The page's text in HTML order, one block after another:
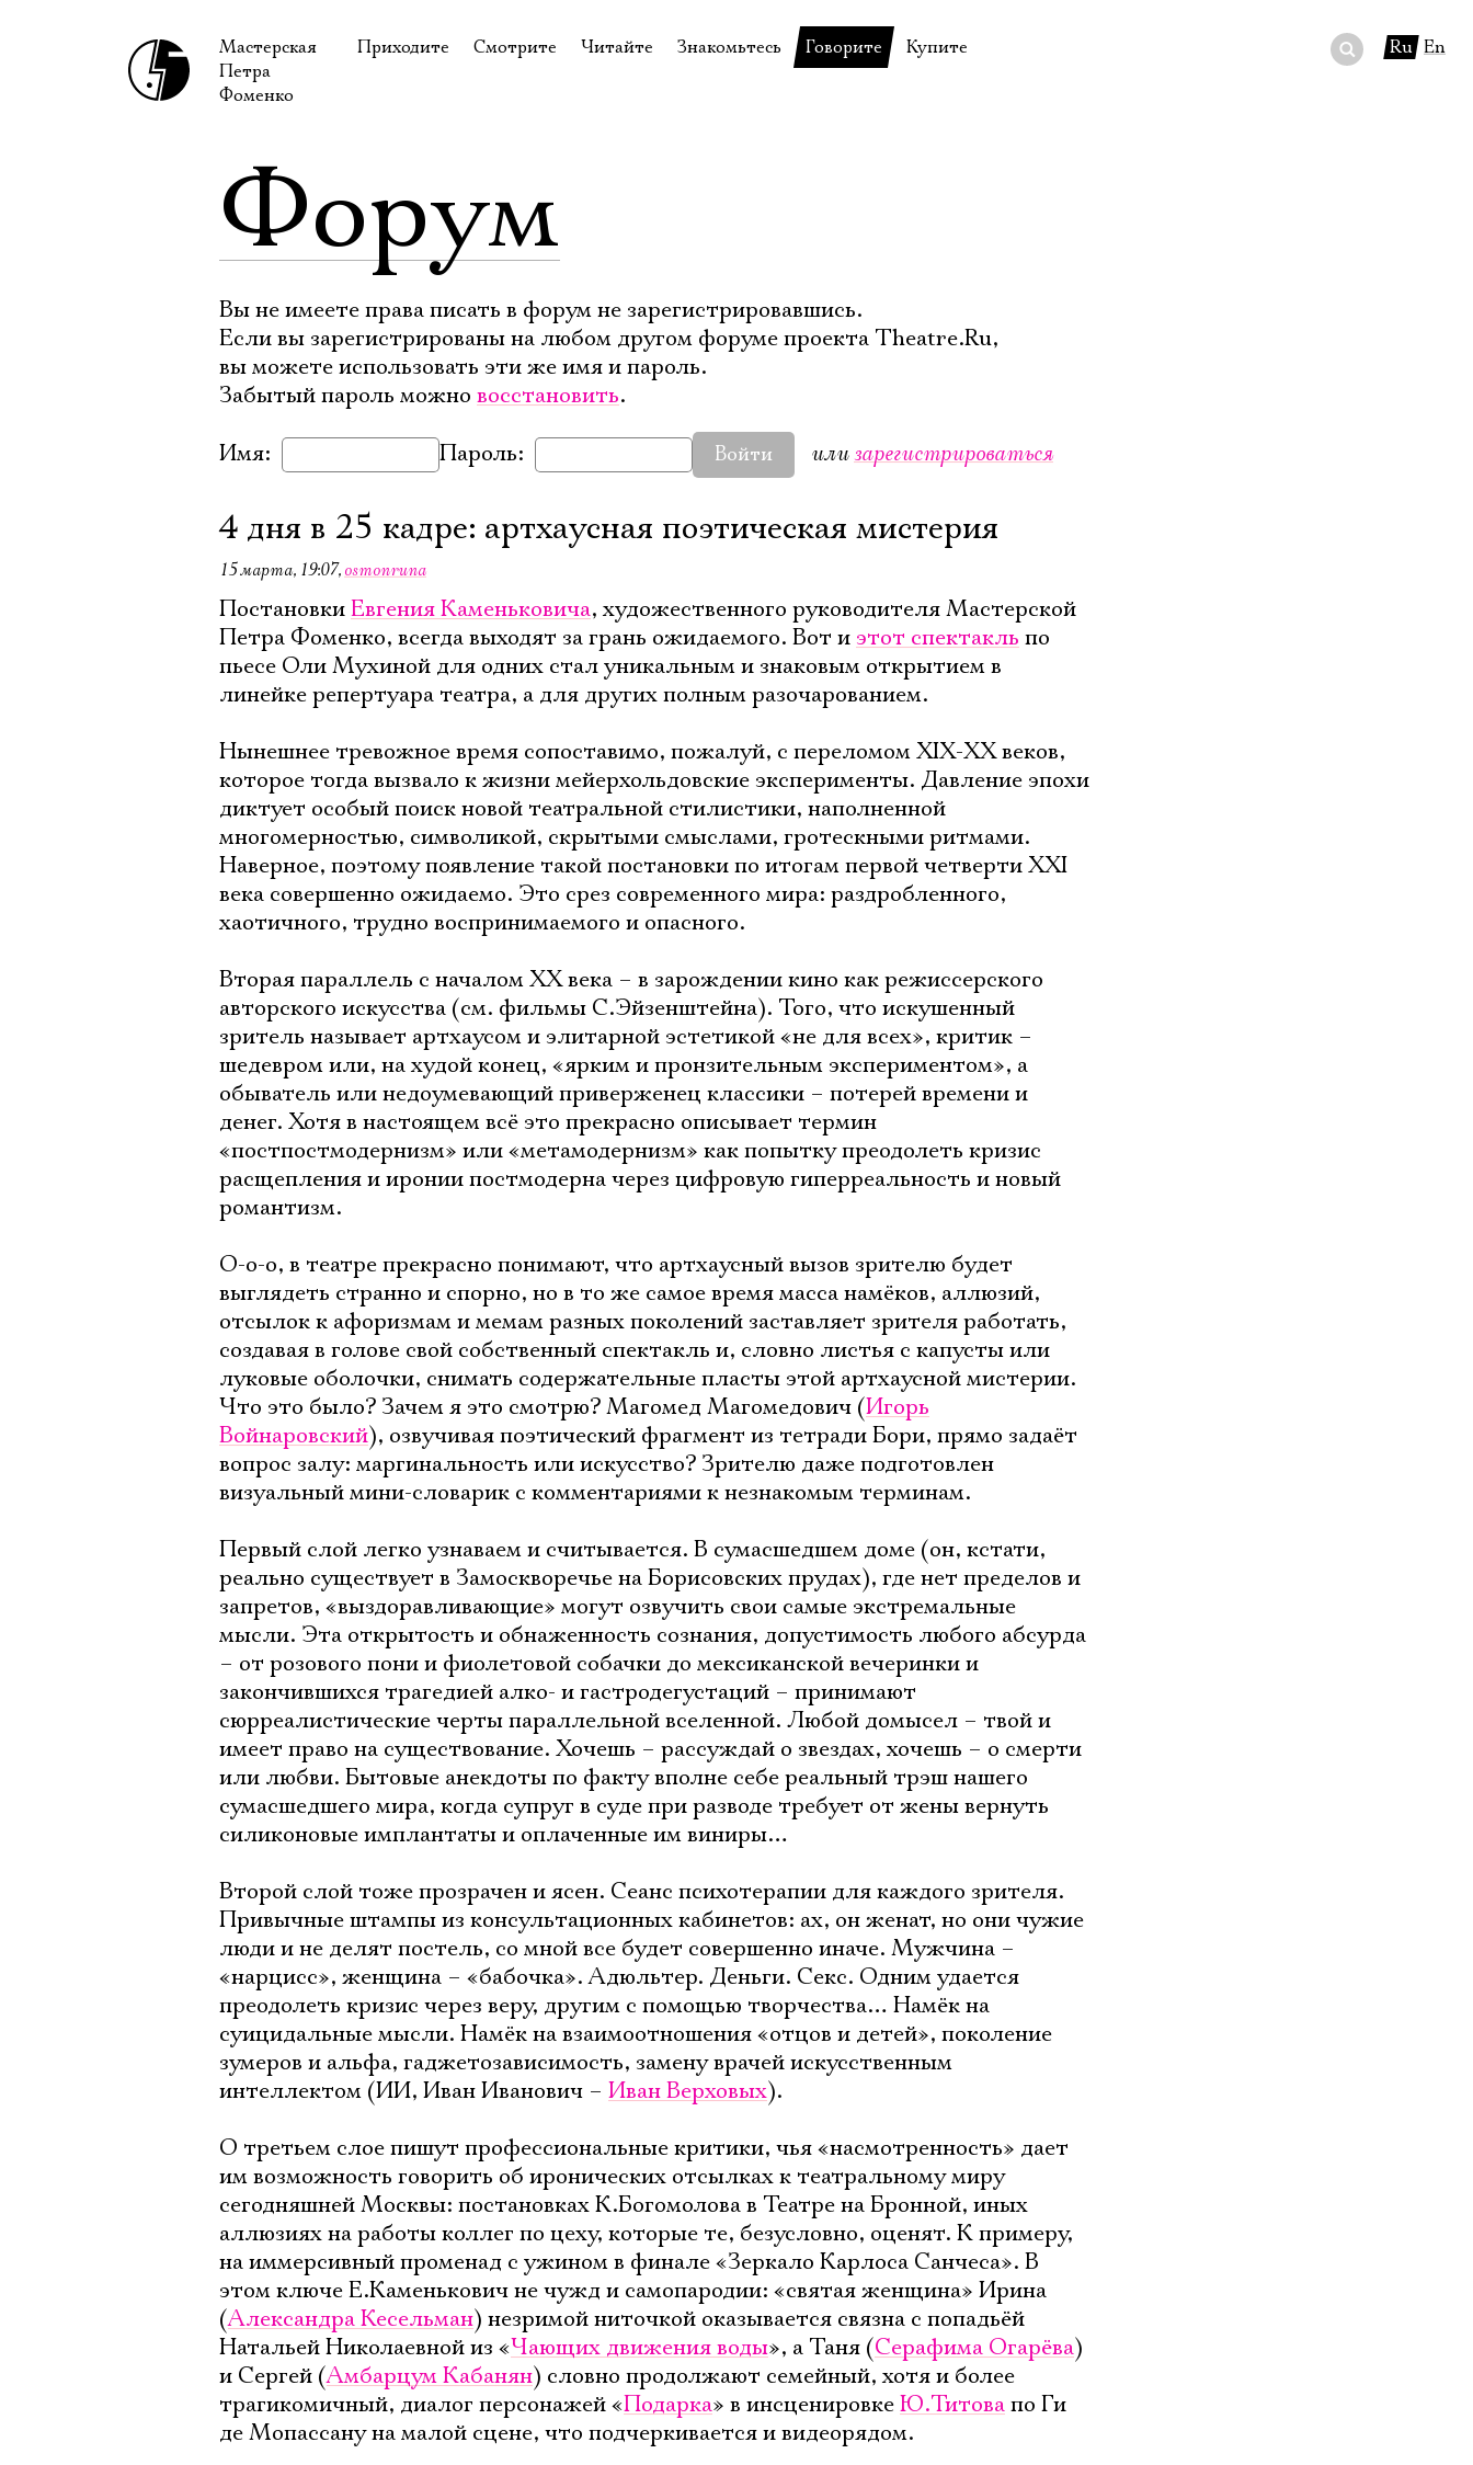
Мастерская
Петра
Фоменко
Приходите
Доступ для инвалидов
Правила посещения
Смотрите
Видеотека
Внеклассные чтения
Фотовыставка
Читайте
Библиотека Гумилёва
Официальные документы
Знакомьтесь
Сотрудники
Юрий Степанов
Говорите
Купите
Ru En
Форум
Вы не имеете права писать в форум не зарегистрировавшись.
Если вы зарегистрированы на любом другом форуме проекта Theatre.Ru,
вы можете использовать эти же имя и пароль.
Забытый пароль можно восстановить.
Имя: Пароль: Войти илизарегистрироваться
4 дня в 25 кадре: артхаусная поэтическая мистерия
15 марта, 19:07, osmonruna
ПостановкиЕвгения Каменьковича, художественного руководителя Мастерской
Петра Фоменко, всегда выходят за грань ожидаемого. Вот и этот спектакль по
пьесе Оли Мухиной для одних стал уникальным и знаковым открытием в
линейке репертуара театра, а для других полным разочарованием.
Нынешнее тревожное время сопоставимо, пожалуй, с переломом XIX-XX веков,
которое тогда вызвало к жизни мейерхольдовские эксперименты. Давление эпохи
диктует особый поиск новой театральной стилистики, наполненной
многомерностью, символикой, скрытыми смыслами, гротескными ритмами.
Наверное, поэтому появление такой постановки по итогам первой четверти XXI
века совершенно ожидаемо. Это срез современного мира: раздробленного,
хаотичного, трудно воспринимаемого и опасного.
Вторая параллель с началом ХХ века – в зарождении кино как режиссерского
авторского искусства (см. фильмы С.Эйзенштейна). Того, что искушенный
зритель называет артхаусом и элитарной эстетикой «не для всех», критик –
шедевром или, на худой конец, «ярким и пронзительным экспериментом», а
обыватель или недоумевающий приверженец классики – потерей времени и
денег. Хотя в настоящем всё это прекрасно описывает термин
«постпостмодернизм» или «метамодернизм» как попытку преодолеть кризис
расщепления и иронии постмодерна через цифровую гиперреальность и новый
романтизм.
О-о-о, в театре прекрасно понимают, что артхаусный вызов зрителю будет
выглядеть странно и спорно, но в то же самое время масса намёков, аллюзий,
отсылок к афоризмам и мемам разных поколений заставляет зрителя работать,
создавая в голове свой собственный спектакль и, словно листья с капусты или
луковые оболочки, снимать содержательные пласты этой артхаусной мистерии.
Что это было? Зачем я это смотрю? Магомед Магомедович (Игорь
Войнаровский), озвучивая поэтический фрагмент из тетради Бори, прямо задаёт
вопрос залу: маргинальность или искусство? Зрителю даже подготовлен
визуальный мини-словарик с комментариями к незнакомым терминам.
Первый слой легко узнаваем и считывается. В сумасшедшем доме (он, кстати,
реально существует в Замоскворечье на Борисовских прудах), где нет пределов и
запретов, «выздоравливающие» могут озвучить свои самые экстремальные
мысли. Эта открытость и обнаженность сознания, допустимость любого абсурда
– от розового пони и фиолетовой собачки до мексиканской вечеринки и
закончившихся трагедией алко- и гастродегустаций – принимают
сюрреалистические черты параллельной вселенной. Любой домысел – твой и
имеет право на существование. Хочешь – рассуждай о звездах, хочешь – о смерти
или любви. Бытовые анекдоты по факту вполне себе реальный трэш нашего
сумасшедшего мира, когда супруг в суде при разводе требует от жены вернуть
силиконовые имплантаты и оплаченные им виниры…
Второй слой тоже прозрачен и ясен. Сеанс психотерапии для каждого зрителя.
Привычные штампы из консультационных кабинетов: ах, он женат, но они чужие
люди и не делят постель, со мной все будет совершенно иначе. Мужчина –
«нарцисс», женщина – «бабочка». Адюльтер. Деньги. Секс. Одним удается
преодолеть кризис через веру, другим с помощью творчества… Намёк на
суицидальные мысли. Намёк на взаимоотношения «отцов и детей», поколение
зумеров и альфа, гаджетозависимость, замену врачей искусственным
интеллектом (ИИ, Иван Иванович – Иван Верховых).
О третьем слое пишут профессиональные критики, чья «насмотренность» дает
им возможность говорить об иронических отсылках к театральному миру
сегодняшней Москвы: постановках К.Богомолова в Театре на Бронной, иных
аллюзиях на работы коллег по цеху, которые те, безусловно, оценят. К примеру,
на иммерсивный променад с ужином в финале «Зеркало Карлоса Санчеса». В
этом ключе Е.Каменькович не чужд и самопародии: «святая женщина» Ирина
(Александра Кесельман) незримой ниточкой оказывается связна с попадьёй
Натальей Николаевной из «Чающих движения воды», а Таня (Серафима Огарёва)
и Сергей (Амбарцум Кабанян) словно продолжают семейный, хотя и более
трагикомичный, диалог персонажей «Подарка» в инсценировкеЮ.Титовапо Ги
де Мопассану на малой сцене, что подчеркивается и видеорядом.
Электропочта